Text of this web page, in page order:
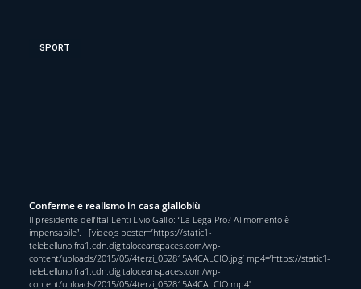
SPORT
Conferme e realismo in casa gialloblù
Il presidente dell’Ital-Lenti Livio Gallio: “La Lega Pro? Al momento è
impensabile”. [videojs poster=’https://static1-
telebelluno.fra1.cdn.digitaloceanspaces.com/wp-
content/uploads/2015/05/4terzi_052815A4CALCIO.jpg’ mp4=’https://static1-
telebelluno.fra1.cdn.digitaloceanspaces.com/wp-
content/uploads/2015/05/4terzi_052815A4CALCIO.mp4′